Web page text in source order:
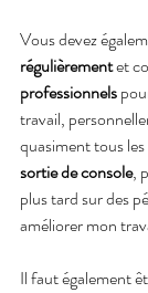
Vous devez
régulièrement et
professionnels
travail,
quasiment tous
sortie de console,
plus tard sur des
améliorer mon
Il faut également